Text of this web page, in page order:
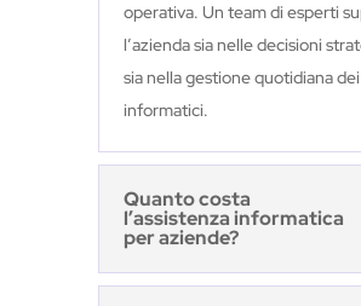
operativa. Un team di esperti
l’azienda sia nelle decisioni
sia nella gestione quotidiana
informatici.
Quanto costa
l’assistenza informatica
per aziende?